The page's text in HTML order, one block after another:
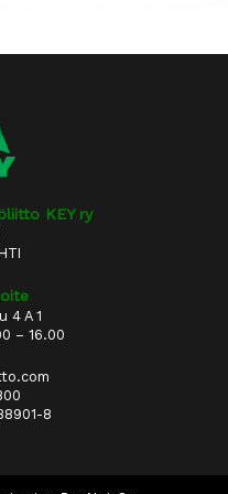
KEY ry
4 A 1
– 16.00
8